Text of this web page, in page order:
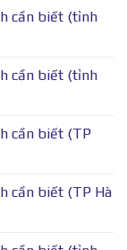
cần biết (tỉnh
cần biết (tỉnh
cần biết (TP
cần biết (TP Hà